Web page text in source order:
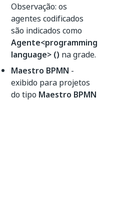
Observação: os
agentes codificados
são indicados como
Agente<programming
language> () na grade.
Maestro BPMN -
exibido para projetos
do tipo Maestro BPMN